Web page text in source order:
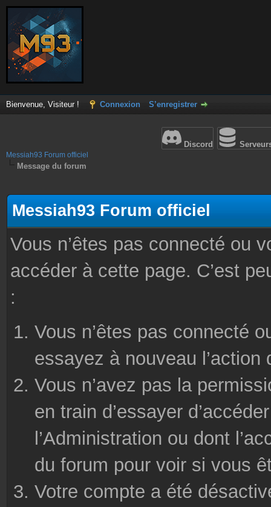
Bienvenue, Visiteur ! Connexion S’enregistrer
Discord
Messiah93 Forum officiel
Message du forum
Messiah93 Forum officiel
Vous n’êtes pas connecté ou
accéder à cette page. C’est
:
Vous n’êtes pas connecté
essayez à nouveau
Vous n’avez pas la
en train d’essayer
l’Administration ou dont
du forum pour voir si vous
Votre compte a été